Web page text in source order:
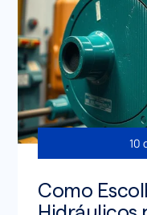
10
Como